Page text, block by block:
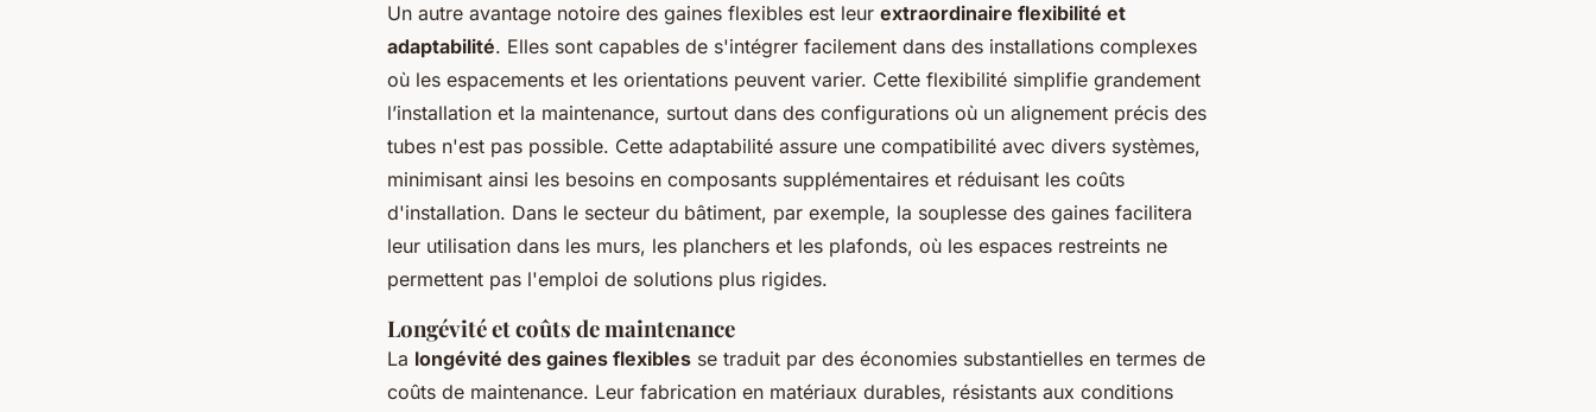
Un autre avantage notoire des gaines flexibles est leur extraordinaire flexibilité et
adaptabilité. Elles sont capables de s'intégrer facilement dans des installations complexes
où les espacements et les orientations peuvent varier. Cette flexibilité simplifie grandement
l’installation et la maintenance, surtout dans des configurations où un alignement précis des
tubes n'est pas possible. Cette adaptabilité assure une compatibilité avec divers systèmes,
minimisant ainsi les besoins en composants supplémentaires et réduisant les coûts
d'installation. Dans le secteur du bâtiment, par exemple, la souplesse des gaines facilitera
leur utilisation dans les murs, les planchers et les plafonds, où les espaces restreints ne
permettent pas l'emploi de solutions plus rigides.
Longévité et coûts de maintenance
La longévité des gaines flexibles se traduit par des économies substantielles en termes de
coûts de maintenance. Leur fabrication en matériaux durables, résistants aux conditions